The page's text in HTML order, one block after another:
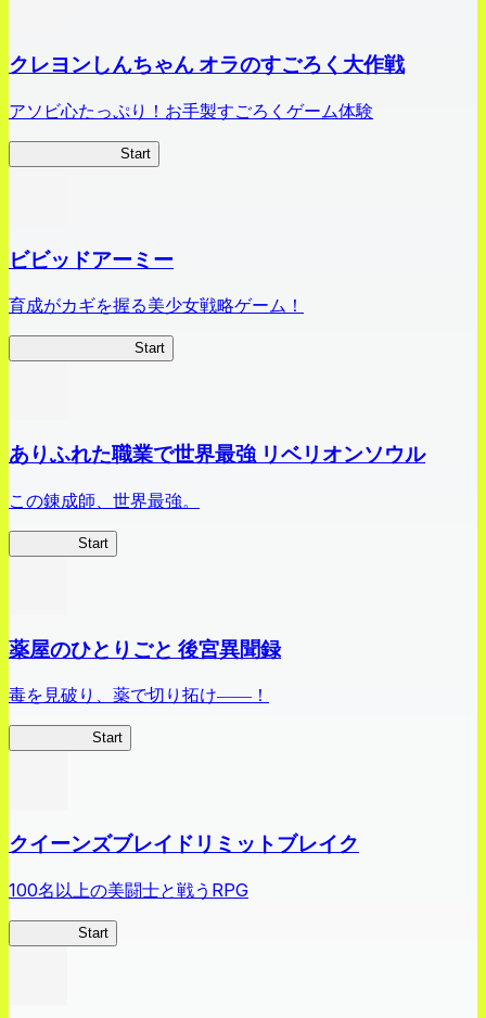
クレヨンしんちゃん オラのすごろく大作戦
アソビ心たっぷり！お手製すごろくゲーム体験
Start
ビビッドアーミー
育成がカギを握る美少女戦略ゲーム！
Start
ありふれた職業で世界最強 リベリオンソウル
この錬成師、世界最強。
Start
薬屋のひとりごと 後宮異聞録
毒を見破り、薬で切り拓け――！
Start
クイーンズブレイドリミットブレイク
100名以上の美闘士と戦うRPG
Start